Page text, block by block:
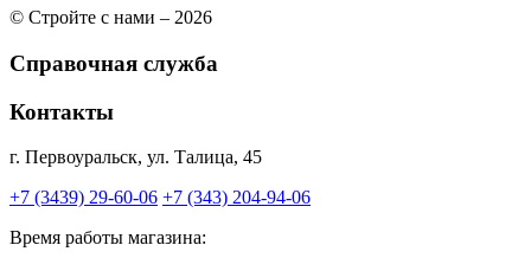
© Стройте с нами – 2026
Справочная служба
Контакты
г. Первоуральск, ул. Талица, 45
+7 (3439) 29-60-06 +7 (343) 204-94-06
Время работы магазина: